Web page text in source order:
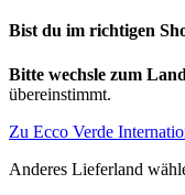
Bist du im richtigen
Bitte wechsle zum Land
übereinstimmt.
Zu Ecco Verde
Anderes Lieferland